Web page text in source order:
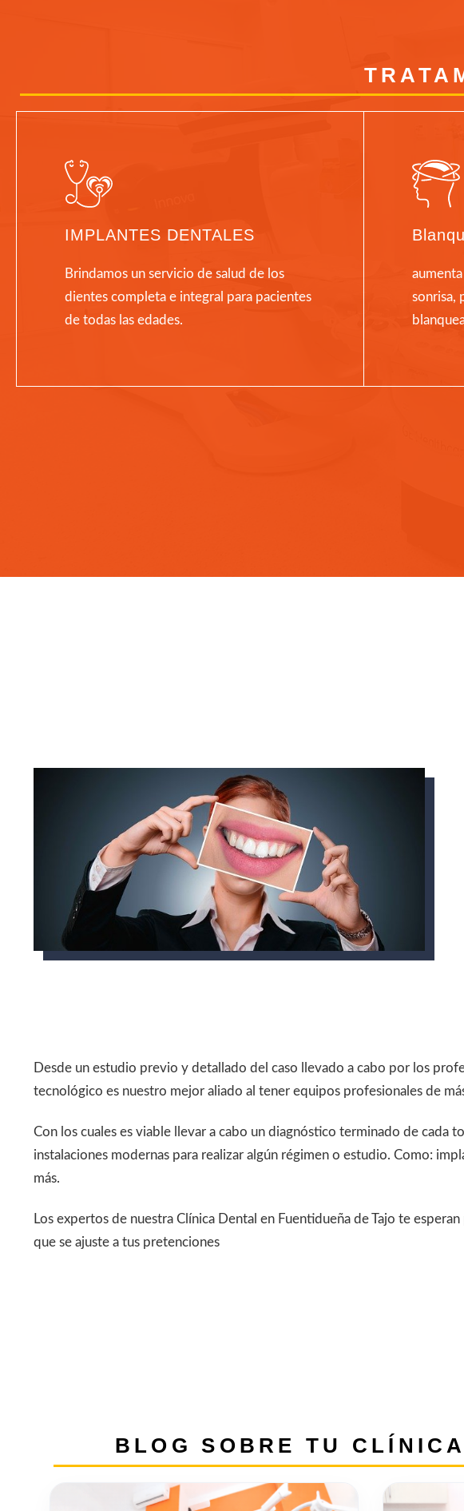
IMPLANTES DENTALES
Brindamos un servicio de salud de los
dientes completa e integral para pacientes
de todas las edades.
sonrisa,
Desde un estudio previo y detallado del caso llevado a cabo por los
tecnológico es nuestro mejor aliado al tener equipos profesionales de
Con los cuales es viable llevar a cabo un diagnóstico terminado de cada
instalaciones modernas para realizar algún régimen o estudio. Como:
más.
Los expertos de nuestra Clínica Dental en Fuentidueña de Tajo te
que se ajuste a tus pretenciones
BLOG SOBRE TU